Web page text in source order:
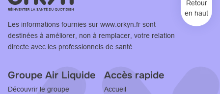
Les informations fournies sur www.orkyn.fr sont
destinées à améliorer, non à remplacer, votre relation
directe avec les professionnels de santé
Groupe Air Liquide
Découvrir le groupe
Accès rapide
Accueil
Retour
en haut